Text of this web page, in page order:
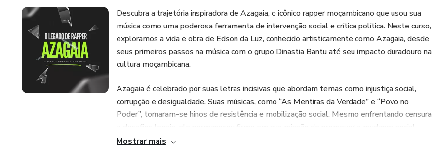
Descubra a trajetória inspiradora de Azagaia, o icônico rapper moçambicano que usou sua
música como uma poderosa ferramenta de intervenção social e crítica política. Neste curso,
exploramos a vida e obra de Edson da Luz, conhecido artisticamente como Azagaia, desde
seus primeiros passos na música com o grupo Dinastia Bantu até seu impacto duradouro na
cultura moçambicana.
Azagaia é celebrado por suas letras incisivas que abordam temas como injustiça social,
corrupção e desigualdade. Suas músicas, como “As Mentiras da Verdade” e “Povo no
Poder”, tornaram-se hinos de resistência e mobilização social. Mesmo enfrentando censura
e desafios legais, ele permaneceu firme em sua missão de promover a mudança social
através da arte.
Mostrar mais